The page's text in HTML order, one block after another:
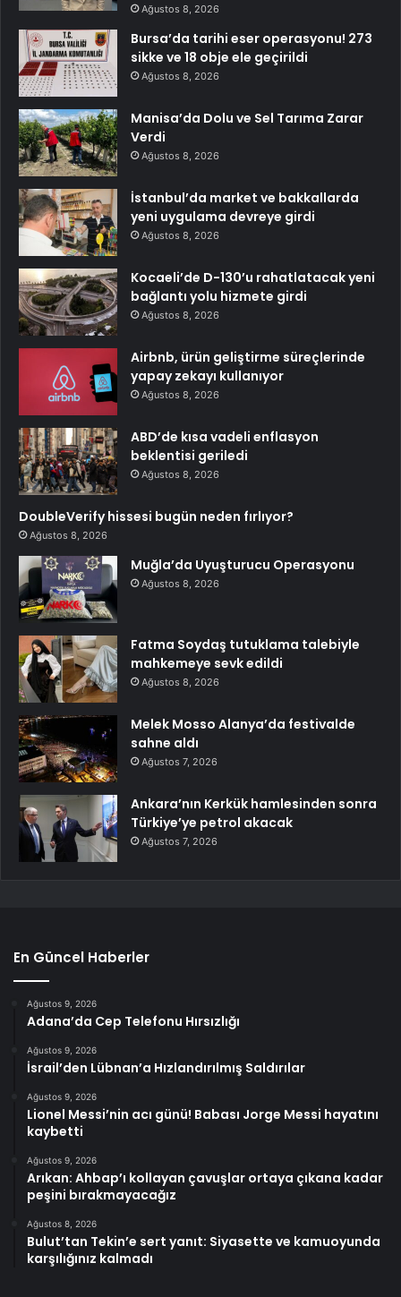
Ağustos 8, 2026
Bursa’da tarihi eser operasyonu! 273
sikke ve 18 obje ele geçirildi
Ağustos 8, 2026
Manisa’da Dolu ve Sel Tarıma Zarar
Verdi
Ağustos 8, 2026
İstanbul’da market ve bakkallarda
yeni uygulama devreye girdi
Ağustos 8, 2026
Kocaeli’de D-130’u rahatlatacak yeni
bağlantı yolu hizmete girdi
Ağustos 8, 2026
Airbnb, ürün geliştirme süreçlerinde
yapay zekayı kullanıyor
Ağustos 8, 2026
ABD’de kısa vadeli enflasyon
beklentisi geriledi
Ağustos 8, 2026
DoubleVerify hissesi bugün neden fırlıyor?
Ağustos 8, 2026
Muğla’da Uyuşturucu Operasyonu
Ağustos 8, 2026
Fatma Soydaş tutuklama talebiyle
mahkemeye sevk edildi
Ağustos 8, 2026
Melek Mosso Alanya’da festivalde
sahne aldı
Ağustos 7, 2026
Ankara’nın Kerkük hamlesinden sonra
Türkiye’ye petrol akacak
Ağustos 7, 2026
En Güncel Haberler
Ağustos 9, 2026
Adana’da Cep Telefonu Hırsızlığı
Ağustos 9, 2026
İsrail’den Lübnan’a Hızlandırılmış Saldırılar
Ağustos 9, 2026
Lionel Messi’nin acı günü! Babası Jorge Messi hayatını
kaybetti
Ağustos 9, 2026
Arıkan: Ahbap’ı kollayan çavuşlar ortaya çıkana kadar
peşini bırakmayacağız
Ağustos 8, 2026
Bulut’tan Tekin’e sert yanıt: Siyasette ve kamuoyunda
karşılığınız kalmadı